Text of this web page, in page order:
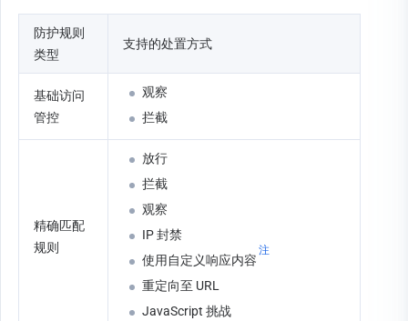
防护规则
类型
支持的处置方式
基础访问
管控
观察
拦截
精确匹配
规则
放行
拦截
观察
IP 封禁
使用自定义响应内容
注
重定向至 URL
JavaScript 挑战